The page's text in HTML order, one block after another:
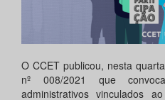
O CCET publicou, nesta
nº 008/2021 que
administrativos vinculados